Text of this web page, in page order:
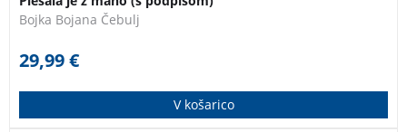
Bojka Bojana Čebulj
29,99€
V košarico